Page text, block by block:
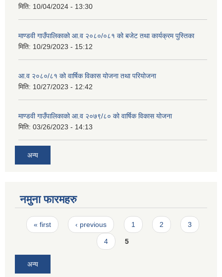
मिति: 10/04/2024 - 13:30
माण्डवी गाउँपालिकाको आ.व २०८०/०८१ को बजेट तथा कार्यक्रम पुस्तिका
मिति: 10/29/2023 - 15:12
आ.व २०८०/८१ को वार्षिक विकास योजना तथा परियोजना
मिति: 10/27/2023 - 12:42
माण्डवी गाउँपालिकाको आ.व २०७९/८० को वार्षिक विकास योजना
मिति: 03/26/2023 - 14:13
अन्य
नमुना फारमहरु
Pages
« first ‹ previous 1 2 3
4 5
अन्य